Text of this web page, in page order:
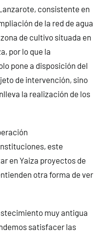
consistente en
de la red de agua
de cultivo situada en
por lo que la
pone a disposición del
de intervención, sino
la realización de los
este
en Yaiza proyectos de
otra forma de ver
muy antigua
satisfacer las